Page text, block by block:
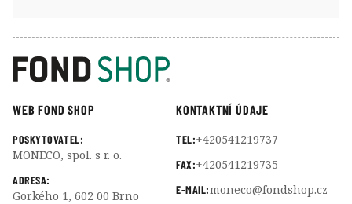
WEB FOND SHOP
POSKYTOVATEL:
MONECO, spol. s r. o.
ADRESA:
Gorkého 1, 602 00 Brno
KONTAKTNÍ ÚDAJE
TEL:+420541219737
FAX:+420541219735
E-MAIL:moneco@fondshop.cz